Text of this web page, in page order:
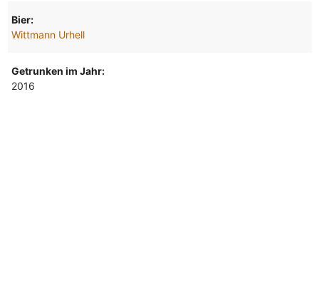
Bier:
Wittmann Urhell
Getrunken im Jahr:
2016